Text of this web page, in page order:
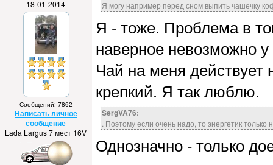
18-01-2014
Сообщений: 7862
Написать личное
сообщение
Lada Largus 7 мест 16V
Я могу например перед сном выпить чашечку
Я - тоже. Проблема в
наверное невозможно у
Чай на меня действует
крепкий. Я так люблю.
SergVA76:
. Поэтому если очень надо, то энергетик
Однозначно - только